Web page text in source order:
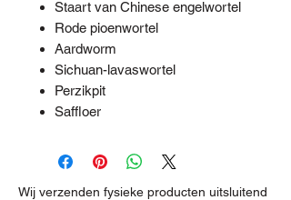
Staart van Chinese engelwortel
Rode pioenwortel
Aardworm
Sichuan-lavaswortel
Perzikpit
Saffloer
Wij verzenden fysieke producten uitsluitend